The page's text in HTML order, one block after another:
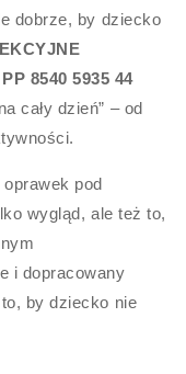
dobrze, by dziecko
8540 5935 44
cały dzień” – od
pod
wygląd, ale też to,
i dopracowany
by dziecko nie